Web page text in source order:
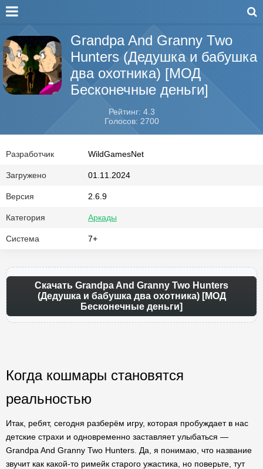
Grandpa And Granny Two
Hunters (Дедушка и бабушка
два охотника) [МОД
Бесконечные деньги]
Рейтинг: 4.3
Голосов: 2700
Разработчик WildGamesNet
Загружено 01.11.2024
Версия 2.6.9
Категория Аркады
Система 7+
Скачать Grandpa And Granny Two Hunters
(Дедушка и бабушка два охотника) [МОД
Бесконечные деньги]
Когда кошмары становятся
реальностью
Итак, ребят, сегодня разберём игру, которая пробуждает в нас
детские страхи и одновременно заставляет улыбаться —
Grandpa And Granny Two Hunters. Да, я понимаю, что название
звучит как какой-то римейк старого ужастика, но поверьте, тут